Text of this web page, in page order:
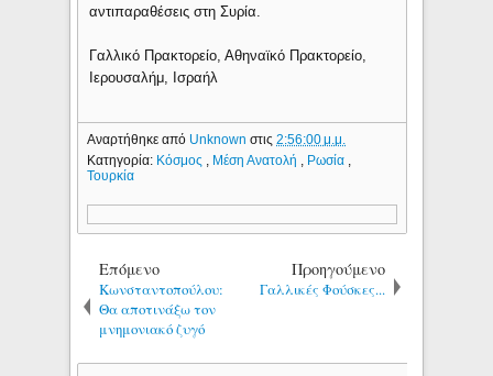
αντιπαραθέσεις στη Συρία.
Γαλλικό Πρακτορείο, Αθηναϊκό Πρακτορείο,
Ιερουσαλήμ, Ισραήλ
Αναρτήθηκε από Unknownστις2:56:00 μ.μ.
Κατηγορία: Κόσμος Μέση Ανατολή Ρωσία
Τουρκία
Επόμενο
Κωνσταντοπούλου:
Θα αποτινάξω τον
μνημονιακό ζυγό
Προηγούμενο
Γαλλικές Φούσκες...